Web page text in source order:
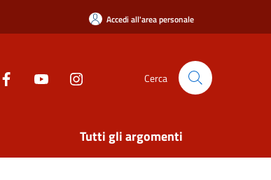
Accedi all'area personale
Cerca
Tutti gli argomenti